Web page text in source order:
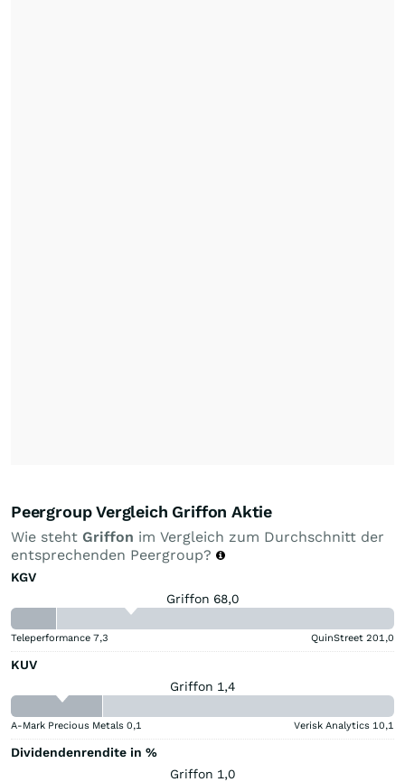
Peergroup Vergleich Griffon Aktie
Wie steht Griffon im Vergleich zum Durchschnitt der
entsprechenden Peergroup?
KGV
Griffon 68,0
Teleperformance 7,3 QuinStreet 201,0
KUV
Griffon 1,4
A-Mark Precious Metals 0,1 Verisk Analytics 10,1
Dividendenrendite in %
Griffon 1,0